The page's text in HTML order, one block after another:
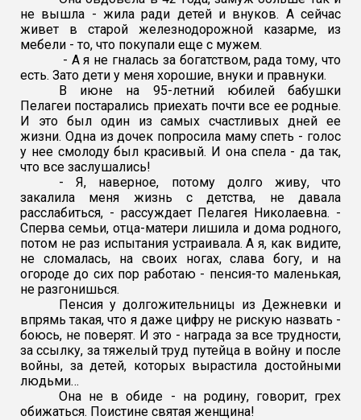
не вышла - жила ради детей и внуков. А сейчас
живет в старой железнодорожной казарме, из
мебели - то, что покупали еще с мужем.
- А я не гналась за богатством, рада тому, что
есть. Зато дети у меня хорошие, внуки и правнуки.
В июне на 95-летний юбилей бабушки
Пелагеи постарались приехать почти все ее родные.
И это был один из самых счастливых дней ее
жизни. Одна из дочек попросила маму спеть - голос
у нее смолоду был красивый. И она спела - да так,
что все заслушались!
- Я, наверное, потому долго живу, что
закалила меня жизнь с детства, не давала
расслабиться, - рассуждает Пелагея Николаевна. -
Сперва семьи, отца-матери лишила и дома родного,
потом не раз испытания устраивала. А я, как видите,
не сломалась, на своих ногах, слава богу, и на
огороде до сих пор работаю - пенсия-то маленькая,
не разгонишься.
Пенсия у долгожительницы из Дежневки и
впрямь такая, что я даже цифру не рискую назвать -
боюсь, не поверят. И это - награда за все трудности,
за ссылку, за тяжелый труд путейца в войну и после
войны, за детей, которых вырастила достойными
людьми…
Она не в обиде - на родину, говорит, грех
обижаться. Поистине святая женщина!